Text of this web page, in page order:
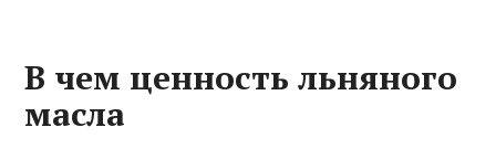
В чем ценность льняного
масла